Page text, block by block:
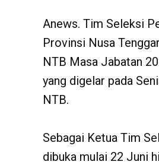
Anews. Tim Seleksi
Provinsi Nusa
NTB Masa Jabatan
yang digelar pada
NTB.
Sebagai Ketua Tim
dibuka mulai 22 Juni